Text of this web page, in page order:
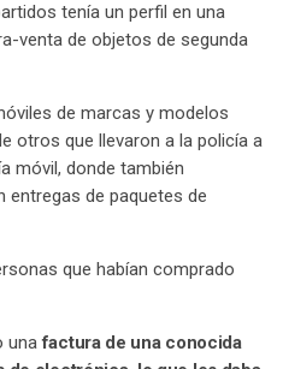
tenía un perfil en una
venta de objetos de segunda
de marcas y modelos
otros que llevaron a la policía a
móvil, donde también
entregas de paquetes de
que habían comprado
unafactura de una conocida